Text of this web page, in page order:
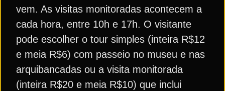
vem. As visitas monitoradas acontecem a
cada hora, entre 10h e 17h. O visitante
pode escolher o tour simples (inteira R$12
e meia R$6) com passeio no museu e nas
arquibancadas ou a visita monitorada
(inteira R$20 e meia R$10) que inclui